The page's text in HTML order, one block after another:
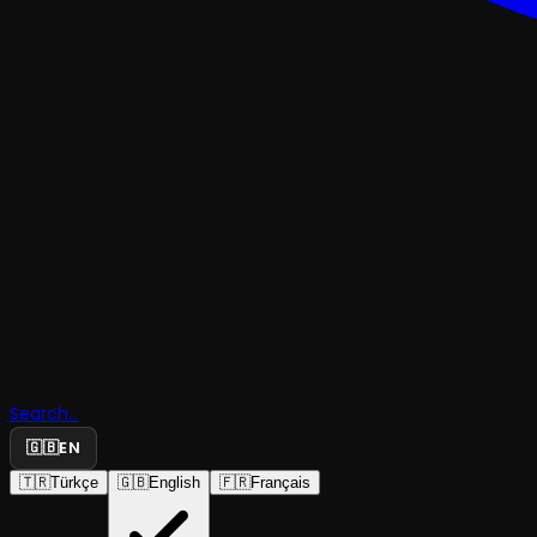
Search...
🇬🇧EN
🇹🇷Türkçe 🇬🇧English 🇫🇷Français